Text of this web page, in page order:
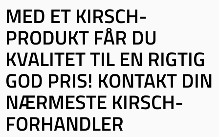
MED ET KIRSCH-
PRODUKT FÅR DU
KVALITET TIL EN RIGTIG
GOD PRIS! KONTAKT DIN
NÆRMESTE KIRSCH-
FORHANDLER